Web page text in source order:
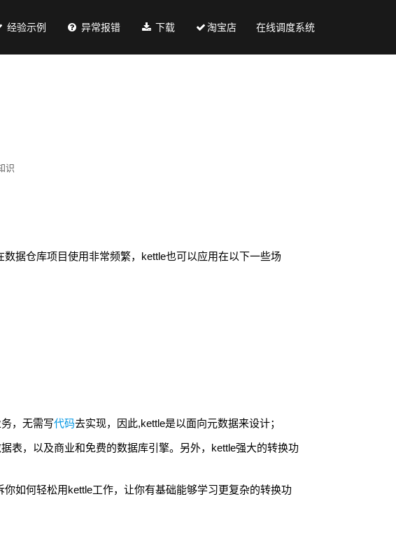
经验示例 异常报错 下载 淘宝店 在线调度系统
识
数据仓库项目使用非常频繁， kettle也可以应用在以下一些场
，无需写代码去实现，因此,kettle是以面向元数据来设计；
表，以及商业和免费的数据库引擎。另外， kettle强大的转换功
你如何轻松用kettle工作，让你有基础能够学习更复杂的转换功